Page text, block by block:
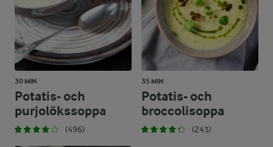
30 MIN
Potatis- och
purjolökssoppa
(496)
35 MIN
Potatis- och
broccolisoppa
(243)